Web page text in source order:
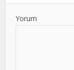
Yorum